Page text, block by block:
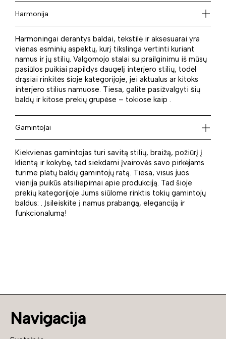
Harmonija
Harmoningai derantys baldai, tekstilė ir aksesuarai yra
vienas esminių aspektų, kurį tikslinga vertinti kuriant
namus ir jų stilių. Valgomojo stalai su prailginimu iš mūsų
pasiūlos puikiai papildys daugelį interjero stilių, todėl
drąsiai rinkitės šioje kategorijoje, jei aktualus ar kitoks
interjero stilius namuose. Tiesa, galite pasižvalgyti šių
baldų ir kitose prekių grupėse – tokiose kaip .
Gamintojai
Kiekvienas gamintojas turi savitą stilių, braižą, požiūrį į
klientą ir kokybę, tad siekdami įvairovės savo pirkėjams
turime platų baldų gamintojų ratą. Tiesa, visus juos
vienija puikūs atsiliepimai apie produkciją. Tad šioje
prekių kategorijoje Jums siūlome rinktis tokių gamintojų
baldus: . Įsileiskite į namus prabangą, eleganciją ir
funkcionalumą!
Navigacija